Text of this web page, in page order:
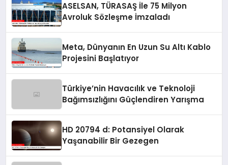
ASELSAN, TÜRASAŞ İle 75 Milyon
Avroluk Sözleşme İmzaladı
Meta, Dünyanın En Uzun Su Altı Kablo
Projesini Başlatıyor
Türkiye’nin Havacılık ve Teknoloji
Bağımsızlığını Güçlendiren Yarışma
HD 20794 d: Potansiyel Olarak
Yaşanabilir Bir Gezegen